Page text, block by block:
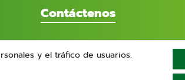
Contáctenos
y el tráfico de usuarios.